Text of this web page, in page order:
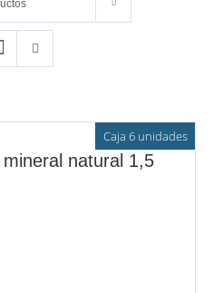
Caja 6 unidades
natural 1,5